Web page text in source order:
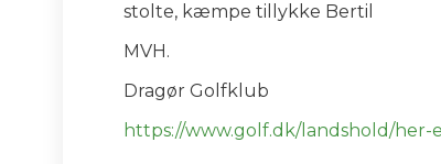
stolte, kæmpe tillykke Bertil
MVH.
Dragør Golfklub
https://www.golf.dk/landshold/